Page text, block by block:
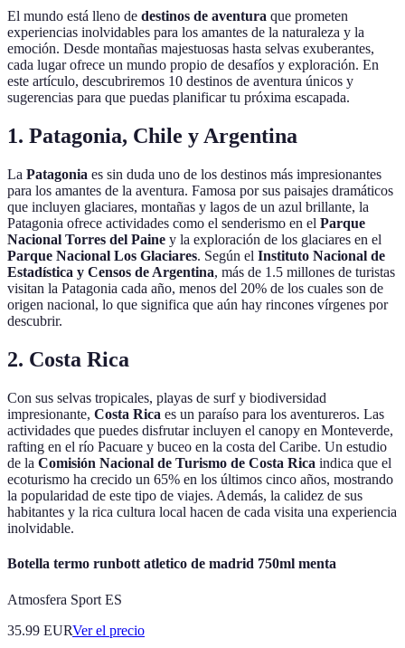
El mundo está lleno de destinos de aventura que prometen
experiencias inolvidables para los amantes de la naturaleza y la
emoción. Desde montañas majestuosas hasta selvas exuberantes,
cada lugar ofrece un mundo propio de desafíos y exploración. En
este artículo, descubriremos 10 destinos de aventura únicos y
sugerencias para que puedas planificar tu próxima escapada.
1. Patagonia, Chile y Argentina
La Patagonia es sin duda uno de los destinos más impresionantes
para los amantes de la aventura. Famosa por sus paisajes dramáticos
que incluyen glaciares, montañas y lagos de un azul brillante, la
Patagonia ofrece actividades como el senderismo en el Parque
Nacional Torres del Paine y la exploración de los glaciares en el
Parque Nacional Los Glaciares. Según el Instituto Nacional de
Estadística y Censos de Argentina, más de 1.5 millones de turistas
visitan la Patagonia cada año, menos del 20% de los cuales son de
origen nacional, lo que significa que aún hay rincones vírgenes por
descubrir.
2. Costa Rica
Con sus selvas tropicales, playas de surf y biodiversidad
impresionante, Costa Rica es un paraíso para los aventureros. Las
actividades que puedes disfrutar incluyen el canopy en Monteverde,
rafting en el río Pacuare y buceo en la costa del Caribe. Un estudio
de la Comisión Nacional de Turismo de Costa Rica indica que el
ecoturismo ha crecido un 65% en los últimos cinco años, mostrando
la popularidad de este tipo de viajes. Además, la calidez de sus
habitantes y la rica cultura local hacen de cada visita una experiencia
inolvidable.
Botella termo runbott atletico de madrid 750ml menta
Atmosfera Sport ES
35.99 EURVer el precio